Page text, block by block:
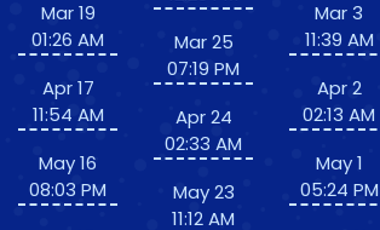
Mar 19
01:26 AM
Apr 17
11:54 AM
May 16
08:03 PM
Mar 25
07:19 PM
Apr 24
02:33 AM
May 23
11:12 AM
Mar 3
11:39 AM
Apr 2
02:13 AM
May 1
05:24 PM